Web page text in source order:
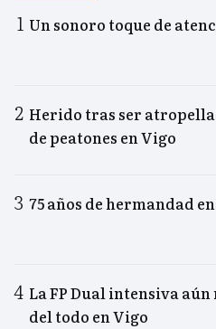
Un sonoro toque de
Herido tras ser
de peatones en Vigo
75 años de hermandad
La FP Dual intensiva aún
del todo en Vigo